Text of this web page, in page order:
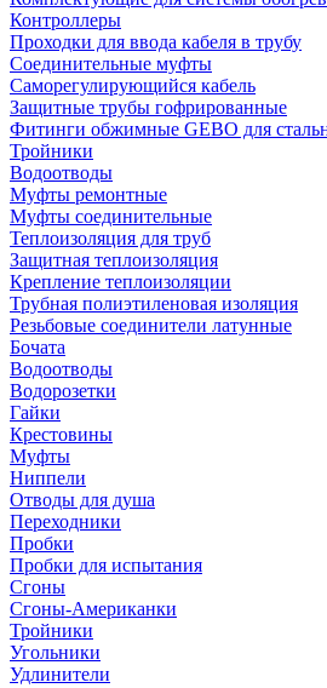
Контроллеры
Проходки для ввода кабеля в трубу
Соединительные муфты
Саморегулирующийся кабель
Защитные трубы гофрированные
Фитинги обжимные GEBO для
Тройники
Водоотводы
Муфты ремонтные
Муфты соединительные
Теплоизоляция для труб
Защитная теплоизоляция
Крепление теплоизоляции
Трубная полиэтиленовая изоляция
Резьбовые соединители латунные
Бочата
Водоотводы
Водорозетки
Гайки
Крестовины
Муфты
Ниппели
Отводы для душа
Переходники
Пробки
Пробки для испытания
Сгоны
Сгоны-Американки
Тройники
Угольники
Удлинители